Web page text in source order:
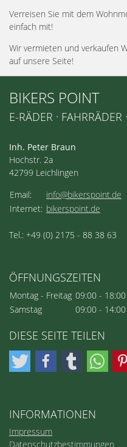
Verreisen Sie mit dem
einfach mit!
Wir vermieten und verkaufen
auf unsere Seite!
BIKERS POINT
E-RÄDER · FAHRRÄDER
Inh. Peter Braun
Hochstr. 2a
42799 Leichlingen
Email:
info@bikerspoint.de
Internet: bikerspoint.de
Tel.: +49 (0) 2175 - 88 38 63
ÖFFNUNGSZEITEN
Montag - Freitag 09:00 -
Samstag
09:00 -
DIESE SEITE TEILEN
INFORMATIONEN
Impressum
Datenschutzbestimmungen